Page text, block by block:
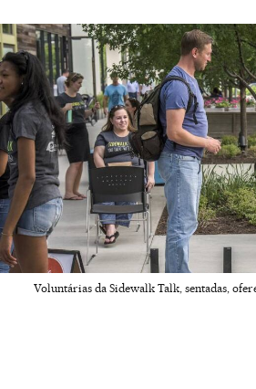
Voluntárias da Sidewalk Talk, sentadas,